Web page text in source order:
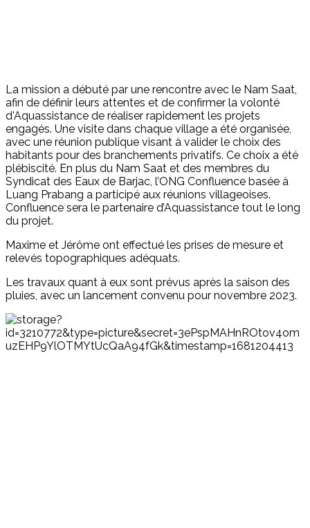
La mission a débuté par une rencontre avec le Nam Saat,
afin de définir leurs attentes et de confirmer la volonté
d'Aquassistance de réaliser rapidement les projets
engagés. Une visite dans chaque village a été organisée,
avec une réunion publique visant à valider le choix des
habitants pour des branchements privatifs. Ce choix a été
plébiscité. En plus du Nam Saat et des membres du
Syndicat des Eaux de Barjac, l’ONG Confluence basée à
Luang Prabang a participé aux réunions villageoises.
Confluence sera le partenaire d’Aquassistance tout le long
du projet.
Maxime et Jérôme ont effectué les prises de mesure et
relevés topographiques adéquats.
Les travaux quant à eux sont prévus après la saison des
pluies, avec un lancement convenu pour novembre 2023.